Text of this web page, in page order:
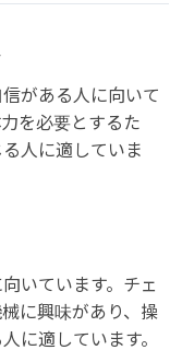
がある人に向いて
を必要とするた
人に適していま
いています。チェ
に興味があり、操
に適しています。